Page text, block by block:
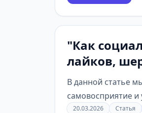
"Как
лайков,
В данной статье
самовосприятие и
20.03.2026 Статья